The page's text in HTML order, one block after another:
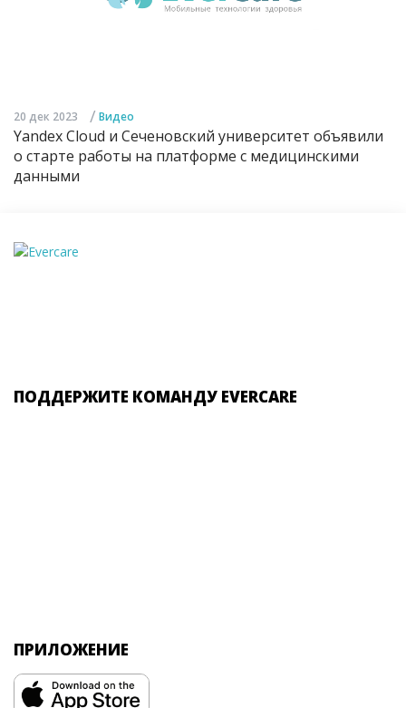
20 дек 2023 / Видео
Yandex Cloud и Сеченовский университет объявили
о старте работы на платформе с медицинскими
данными
ПОДДЕРЖИТЕ КОМАНДУ EVERCARE
ПРИЛОЖЕНИЕ